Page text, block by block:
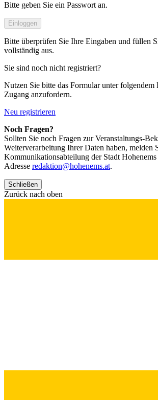
Bitte geben Sie ein Passwort an.
Einloggen
Bitte überprüfen Sie Ihre Eingaben und füllen
vollständig aus.
Sie sind noch nicht registriert?
Nutzen Sie bitte das Formular unter folgendem
Zugang anzufordern.
Neu registrieren
Noch Fragen?
Sollten Sie noch Fragen zur Veranstaltungs-
Weiterverarbeitung Ihrer Daten haben, melden
Kommunikationsabteilung der Stadt
Adresse redaktion@hohenems.at.
Schließen
Zurück nach oben